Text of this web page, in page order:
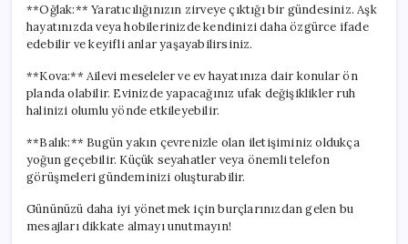
**Oğlak:** Yaratıcılığınızın zirveye çıktığı bir gündesiniz. Aşk
hayatınızda veya hobilerinizde kendinizi daha özgürce ifade
edebilir ve keyifli anlar yaşayabilirsiniz.
**Kova:** Ailevi meseleler ve ev hayatınıza dair konular ön
planda olabilir. Evinizde yapacağınız ufak değişiklikler ruh
halinizi olumlu yönde etkileyebilir.
**Balık:** Bugün yakın çevrenizle olan iletişiminiz oldukça
yoğun geçebilir. Küçük seyahatler veya önemli telefon
görüşmeleri gündeminizi oluşturabilir.
Gününüzü daha iyi yönetmek için burçlarınızdan gelen bu
mesajları dikkate almayı unutmayın!